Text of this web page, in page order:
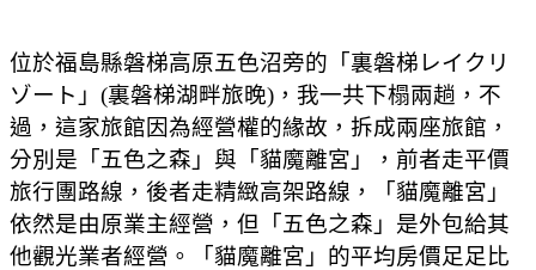
位於福島縣磐梯高原五色沼旁的 「 裏磐梯 レイクリ
ゾート 」(裏磐梯湖畔旅晚) ，我一共下榻兩趟，不
過，這家旅館因為經營權的緣故，拆成兩座旅館，
分別是「五色之森」與「貓魔離宮」，前者走平價
旅行團路線，後者走精緻高架路線，「貓魔離宮」
依然是由原業主經營，但「五色之森」是外包給其
他觀光業者經營。「貓魔離宮」的平均房價足足比